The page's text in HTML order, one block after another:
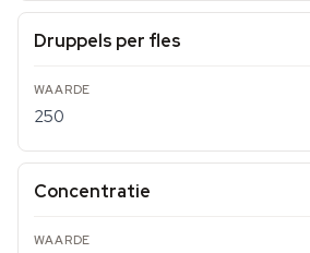
Druppels per fles
250
Concentratie